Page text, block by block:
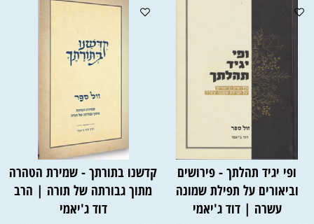
ופי יגיד תהלתך - פירושים
וביאורים על תפילת שמונה
עשרה | דוד ג'יאמי
קדשנו בתורתך - שמירת הטהרה
מתוך גבורתה של תורה | הרב
דוד ג'יאמי